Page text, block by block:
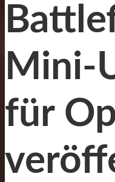
Mini-
für